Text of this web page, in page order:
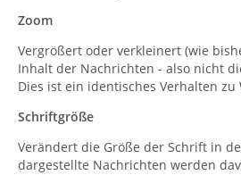
Zoom
Vergrößert oder verkleinert (wie
Inhalt der Nachrichten - also nicht
Dies ist ein identisches Verhalten zu
Schriftgröße
Verändert die Größe der Schrift in
dargestellte Nachrichten werden